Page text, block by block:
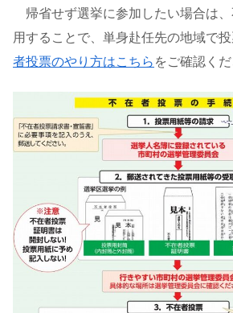
帰省せず選挙に参加したい場合は、
用することで、単身赴任先の地域で投
者投票のやり方はこちら をご確認くだ